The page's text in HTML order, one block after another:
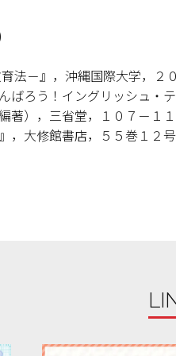
－』，沖縄国際大学，２０
ろう！イングリッシュ・
），三省堂，１０７－１１
大修館書店，５５巻１２号